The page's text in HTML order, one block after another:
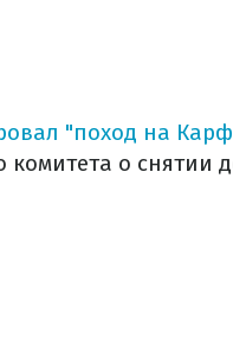
"поход на
о снятии